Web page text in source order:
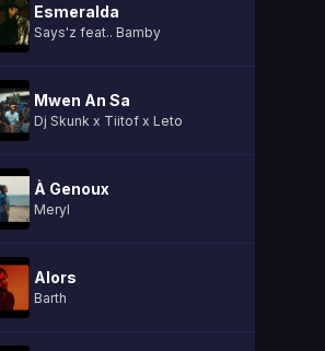
Esmeralda
Says'z feat.. Bamby
Mwen An Sa
Dj Skunk x Tiitof x Leto
À Genoux
Meryl
Alors
Barth